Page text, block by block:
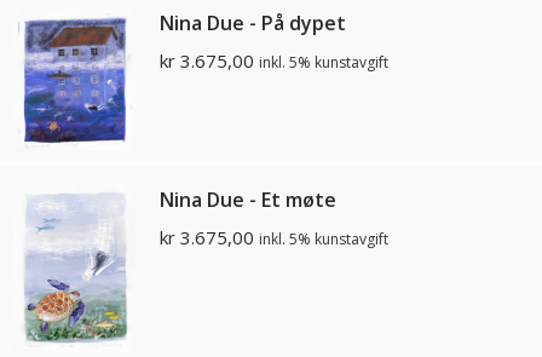
Nina Due - På dypet
kr 3.675,00 inkl. 5% kunstavgift
Nina Due - Et møte
kr 3.675,00 inkl. 5% kunstavgift